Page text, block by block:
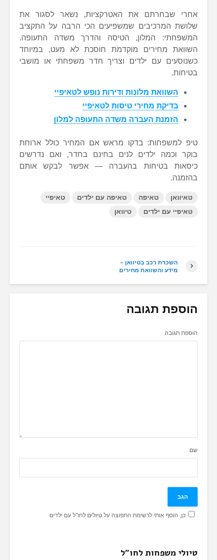
אחרי שבחרתם את האטרקציות, נשאר לסגור את
שלושת המרכיבים שמשפיעים הכי הרבה על התקציב
המשפחתי: המלון, הטיסה והדרך משדה התעופה.
השוואת מחירים מוקדמת חוסכת לא מעט, במיוחד
כשנוסעים עם ילדים וצריך חדר משפחתי או מושבי
בטיחות.
השוואת מלונות ודירות נופש לטאיפיי
בדיקת מחירי טיסות לטאיפיי
הזמנת העברה משדה התעופה למלון
טיפ למשפחות: בדקו מראש אם המחיר כולל ארוחת
בוקר וכמה ילדים לנים בחינם בחדר, ואם נדרשים
כיסאות בטיחות בהעברה — אפשר לבקש אותם
בהזמנה.
טאיוואן טאיפה טאיפה עם ילדים
טאיפיי
טאיפיי עם ילדים
טיוואן
השכרת רכב בטיוואן –
מידע והשוואת מחירים
הוספת תגובה
הוספת תגובה
שם
כן, הוסף אותי לרשימת התפוצה על טיולים לחו"ל עם ילדים
טיולי משפחות לחו"ל